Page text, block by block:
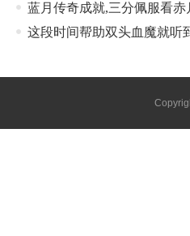
蓝月传奇成就,三分佩服看赤
这段时间帮助双头血魔就听